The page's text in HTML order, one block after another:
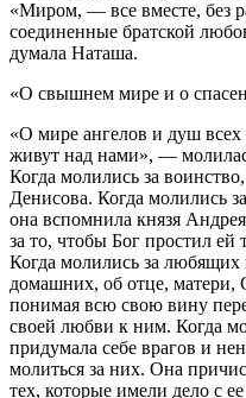
«Миром, — все вместе, без
соединенные братской
думала Наташа.
«О свышнем мире и о
«О мире ангелов и душ всех
живут над нами», —
Когда молились за
Денисова. Когда молились
она вспомнила князя
за то, чтобы Бог простил ей
Когда молились за любящих
домашних, об отце, матери,
понимая всю свою вину
своей любви к ним. Когда
придумала себе врагов и
молиться за них. Она
тех, которые имели дело с